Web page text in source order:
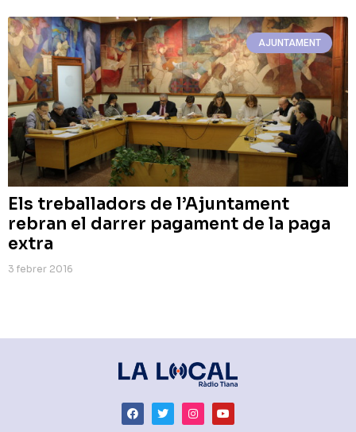
AJUNTAMENT
Els treballadors de l’Ajuntament
rebran el darrer pagament de la paga
extra
3 febrer 2016